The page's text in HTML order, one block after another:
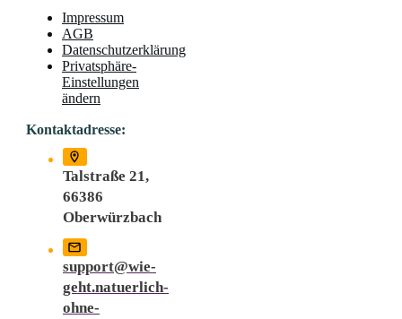
Impressum
AGB
Datenschutzerklärung
Privatsphäre-
Einstellungen
ändern
Kontaktadresse:
Talstraße 21,
66386
Oberwürzbach
support@wie-
geht.natuerlich-
ohne-